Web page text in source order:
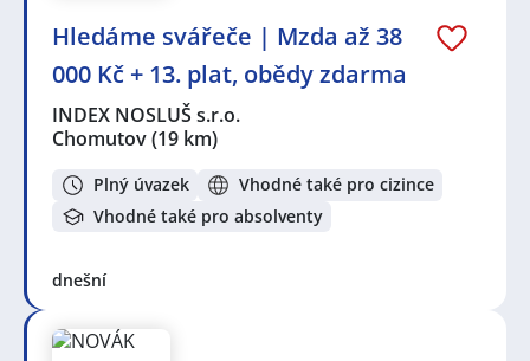
Hledáme svářeče | Mzda až 38
000 Kč + 13. plat, obědy zdarma
INDEX NOSLUŠ s.r.o.
Chomutov(19 km)
Plný úvazek
Vhodné také pro cizince
Vhodné také pro absolventy
dnešní